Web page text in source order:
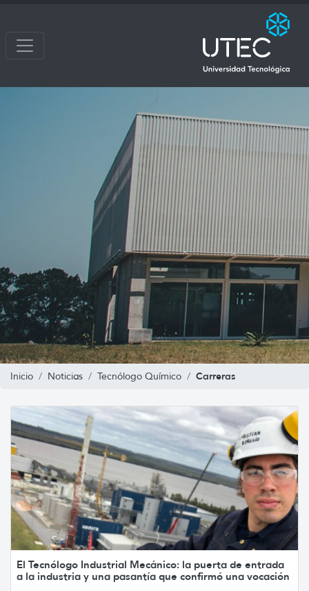
Inicio Noticias Tecnólogo Químico Carreras
El Tecnólogo Industrial Mecánico: la puerta de entrada
a la industria y una pasantía que confirmó una vocación